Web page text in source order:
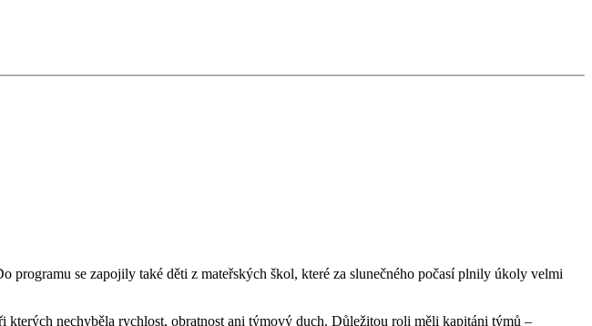
se zapojily také děti z mateřských škol, které za slunečného počasí plnily úkoly velmi
nechyběla rychlost, obratnost ani týmový duch. Důležitou roli měli kapitáni týmů –